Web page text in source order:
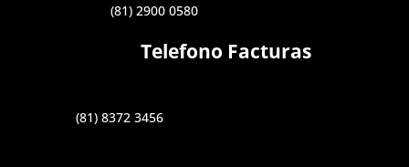
(81) 2900 0580
Telefono Facturas
(81) 8372 3456